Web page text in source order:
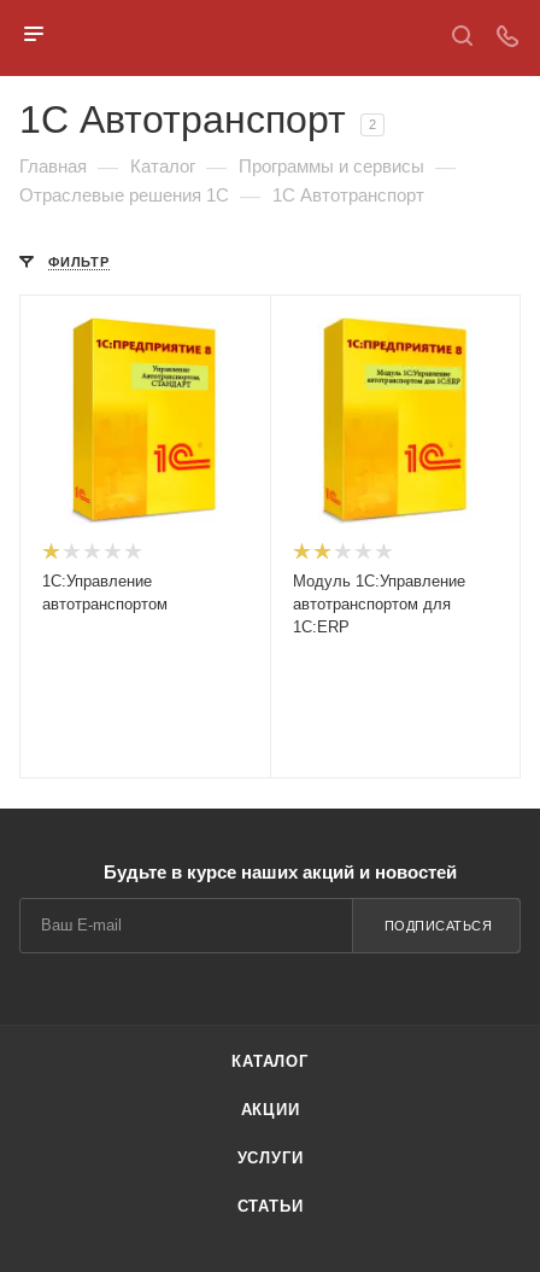
1С Автотранспорт 2
Главная — Каталог — Программы и сервисы —
Отраслевые решения 1С — 1С Автотранспорт
ФИЛЬТР
1С:Управление
автотранспортом
Модуль 1С:Управление
автотранспортом для
1С:ERP
Будьте в курсе наших акций и новостей
ПОДПИСАТЬСЯ
КАТАЛОГ
АКЦИИ
УСЛУГИ
СТАТЬИ